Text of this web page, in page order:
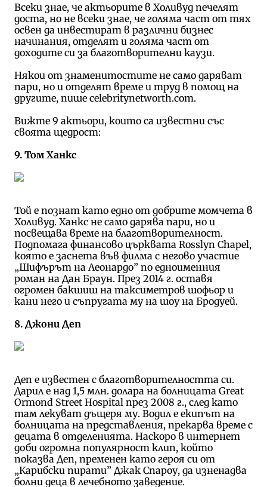
Всеки знае, че актьорите в Холивуд печелят
доста, но не всеки знае, че голяма част от тях
освен да инвестират в различни бизнес
начинания, отделят и голяма част от
доходите си за благотворителни каузи.
Някои от знаменитостите не само даряват
пари, но и отделят време и труд в помощ на
другите, пише celebritynetworth.com.
Вижте 9 актьори, които са известни със
своята щедрост:
9. Том Ханкс
Той е познат като едно от добрите момчета в
Холивуд. Ханкс не само дарява пари, но и
посвещава време на благотворителност.
Подпомага финансово църквата Rosslyn Chapel,
която е заснета във филма с негово участие
„Шифърът на Леонардо” по едноименния
роман на Дан Браун. През 2014 г. оставя
огромен бакшиш на таксиметров шофьор и
кани него и съпругата му на шоу на Бродуей.
8. Джони Деп
Деп е известен с благотворителността си.
Дарил е над 1,5 млн. долара на болницата Great
Ormond Street Hospital през 2008 г., след като
там лекуват дъщеря му. Водил е екипът на
болницата на представления, прекарва време с
децата в отделенията. Наскоро в интернет
доби огромна популярност клип, който
показва Деп, пременен като героя си от
„Карибски пирати” Джак Спароу, да изненадва
болни деца в лечебното заведение.